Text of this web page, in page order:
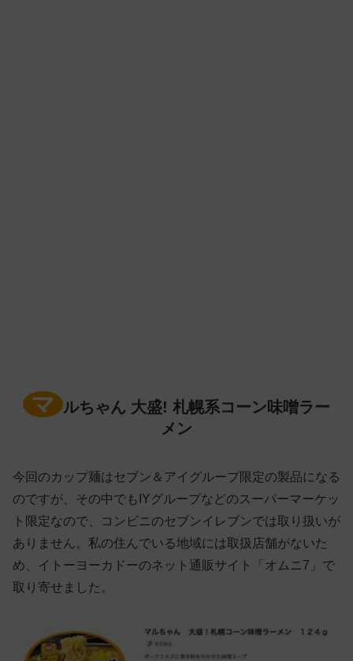
マ
ルちゃん 大盛! 札幌系コーン味噌ラー
メン
今回のカップ麺はセブン＆アイグループ限定の製品になる
のですが、その中でもIYグループなどのスーパーマーケッ
ト限定なので、コンビニのセブンイレブンでは取り扱いが
ありません。私の住んでいる地域には取扱店舗がないた
め、イトーヨーカドーのネット通販サイト「オムニ7」で
取り寄せました。